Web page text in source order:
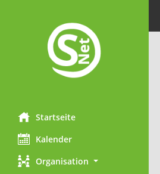
Startseite
Kalender
Organisation